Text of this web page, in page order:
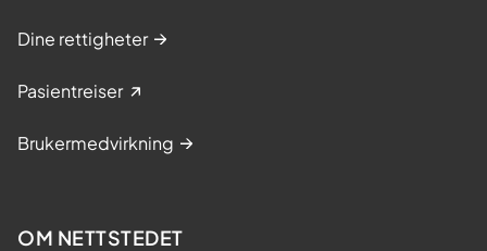
Dine rettigheter
Pasientreiser
Brukermedvirkning
OM NETTSTEDET